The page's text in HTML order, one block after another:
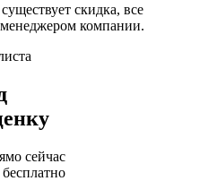
скидка, все
компании.
сейчас